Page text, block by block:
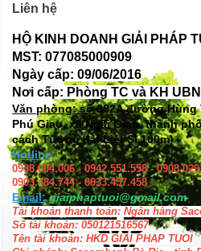
Liên hệ
HỘ KINH DOANH GIẢI PHÁP
MST: 077085000909
Ngày cấp: 09/06/2016
Nơi cấp: Phòng TC và KH
Văn phòng: số382A đường Hùng
Phú Giao, xã Ngãi Giao, thành
cách Tượng đài Liệt Sĩ 100m)
Hotline:
0938.004.006 - 0942.551.558 -
0903.484.744 - 0933.457.458
Email: giaiphaptuoi@gmail.com
Tài khoản thanh toán: Ngân hàng
Số tài khoản: 050121516567
Tên tài khoản: HKD GIAI PHAP TUOI